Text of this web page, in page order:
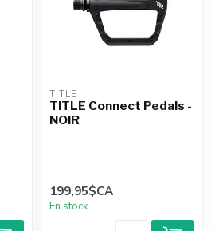
TITLE
TITLE Connect Pedals -
NOIR
199,95$CA
En stock